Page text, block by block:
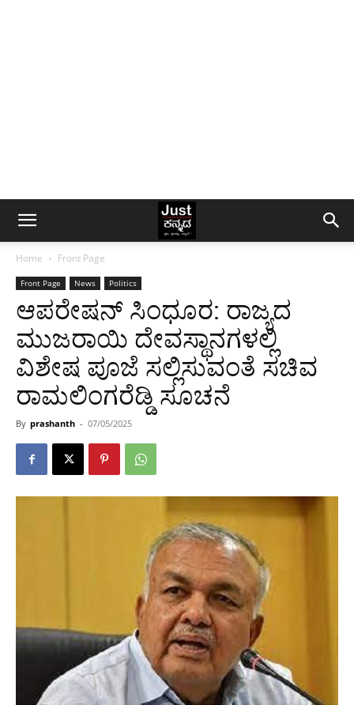
Home Front Page
Front Page News Politics
ಆಪರೇಷನ್​ ಸಿಂಧೂರ​: ರಾಜ್ಯದ
ಮುಜರಾಯಿ ದೇವಸ್ಥಾನಗಳಲ್ಲಿ
ವಿಶೇಷ ಪೂಜೆ ಸಲ್ಲಿಸುವಂತೆ ಸಚಿವ
ರಾಮಲಿಂಗರೆಡ್ಡಿ ಸೂಚನೆ
By prashanth - 07/05/2025